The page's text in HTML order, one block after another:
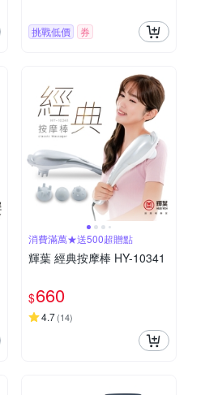
挑戰低價 券
消費滿萬★送500超贈點
輝葉 經典按摩棒 HY-10341
$660
4.7(14)